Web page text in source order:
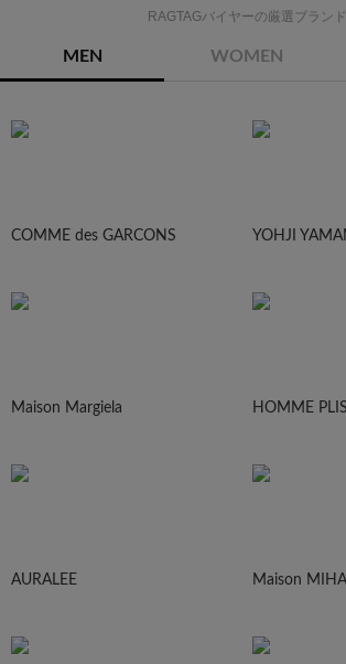
RAGTAGバイヤーの厳選ブランド
MEN WOMEN
COMME des GARCONS YOHJI
Maison Margiela HOMME
AURALEE Maison